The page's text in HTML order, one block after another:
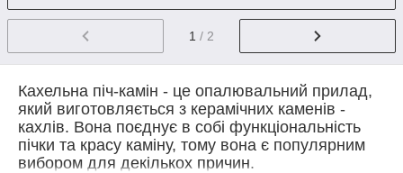
1 / 2
Кахельна піч-камін - це опалювальний прилад,
який виготовляється з керамічних каменів -
кахлів. Вона поєднує в собі функціональність
пічки та красу каміну, тому вона є популярним
вибором для декількох причин.